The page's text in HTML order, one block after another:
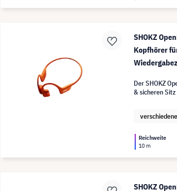
SHOKZ
Kopfhörer
Der SHOKZ
& sicheren
Reichweite
10 m
SHOKZ